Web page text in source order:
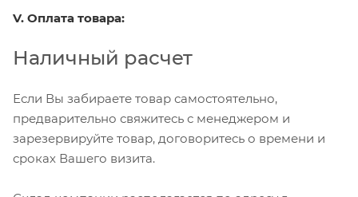
V. Оплата товара:
Наличный расчет
Если Вы забираете товар самостоятельно,
предварительно свяжитесь с менеджером и
зарезервируйте товар, договоритесь о времени и
сроках Вашего визита.